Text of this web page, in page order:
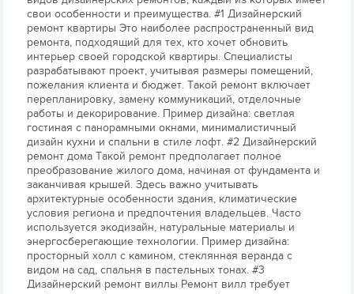
свои особенности и преимущества. #1 Дизайнерский
ремонт квартиры Это наиболее распространенный вид
ремонта, подходящий для тех, кто хочет обновить
интерьер своей городской квартиры. Специалисты
разрабатывают проект, учитывая размеры помещений,
пожелания клиента и бюджет. Такой ремонт включает
перепланировку, замену коммуникаций, отделочные
работы и декорирование. Пример дизайна: светлая
гостиная с панорамными окнами, минималистичный
дизайн кухни и спальни в стиле лофт. #2 Дизайнерский
ремонт дома Такой ремонт предполагает полное
преобразование жилого дома, начиная от фундамента и
заканчивая крышей. Здесь важно учитывать
архитектурные особенности здания, климатические
условия региона и предпочтения владельцев. Часто
используется экодизайн, натуральные материалы и
энергосберегающие технологии. Пример дизайна:
просторный холл с камином, стеклянная веранда с
видом на сад, спальня в пастельных тонах. #3
Дизайнерский ремонт виллы Ремонт вилл требует